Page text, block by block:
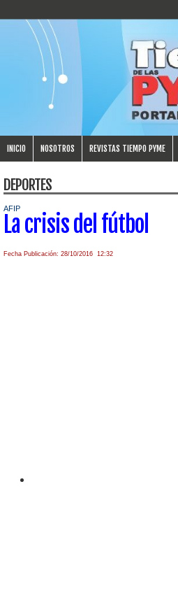
INICIO NOSOTROS REVISTAS TIEMPO PYME
DEPORTES
AFIP
La crisis del fútbol
Fecha Publicación: 28/10/2016 12:32